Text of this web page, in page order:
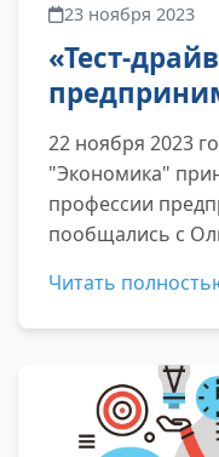
23 ноября 2023
«Тест-
22 ноября 2023
"Экономика"
профессии
пообщались с
Читать